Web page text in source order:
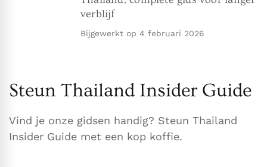
verblijf
Bijgewerkt op 4 februari 2026
Steun Thailand Insider Guide
Vind je onze gidsen handig? Steun Thailand
Insider Guide met een kop koffie.